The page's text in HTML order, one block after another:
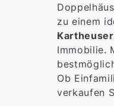
zu einem
Immobilie.
Ob
verkaufen